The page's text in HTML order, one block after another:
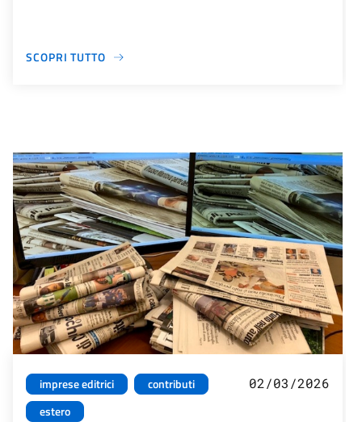
SCOPRI TUTTO
imprese editrici
contributi
estero
02/03/2026